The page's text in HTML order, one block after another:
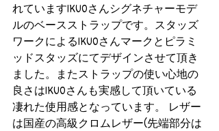
れていますIKUOさんシグネチャーモデ
ルのベースストラップです。スタッズ
ワークによるIKUOさんマークとピラミ
ッドスタッズにてデザインさせて頂き
ました。またストラップの使い心地の
良さはIKUOさんも実感して頂いている
凄れた使用感となっています。 レザー
は国産の高級クロムレザー(先端部分は